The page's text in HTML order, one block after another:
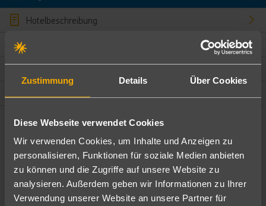
Zustimmung Details Über Cookies
Diese Webseite verwendet Cookies
Wir verwenden Cookies, um Inhalte und Anzeigen zu
personalisieren, Funktionen für soziale Medien anbieten
zu können und die Zugriffe auf unsere Website zu
analysieren. Außerdem geben wir Informationen zu Ihrer
Verwendung unserer Website an unsere Partner für
Hotelbeschreibung
Bewertungen
Ändere die Kriterien nach deinen Wünschen
Pauschal Nur Hotel